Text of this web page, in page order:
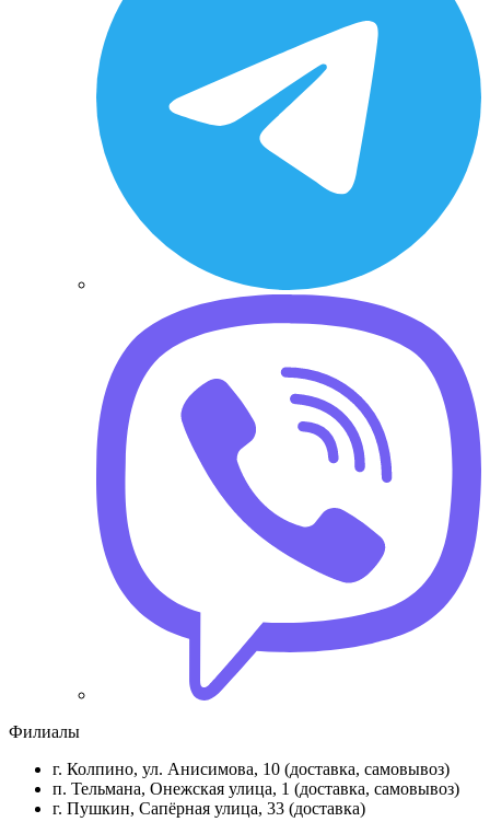
Филиалы
г. Колпино, ул. Анисимова, 10 (доставка, самовывоз)
п. Тельмана, Онежская улица, 1 (доставка, самовывоз)
г. Пушкин, Сапёрная улица, 33 (доставка)